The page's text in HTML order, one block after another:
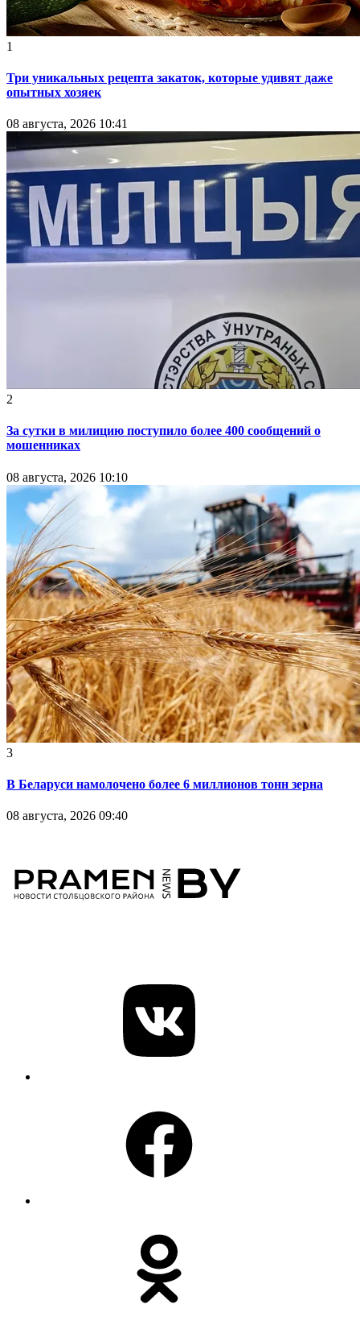
1
Три уникальных рецепта закаток, которые удивят даже
опытных хозяек
08 августа, 2026 10:41
2
За сутки в милицию поступило более 400 сообщений о
мошенниках
08 августа, 2026 10:10
3
В Беларуси намолочено более 6 миллионов тонн зерна
08 августа, 2026 09:40